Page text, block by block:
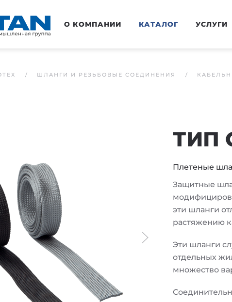
содержанию О КОМПАНИИ КАТАЛОГ УСЛУГИ
ШЛАНГИ И РЕЗЬБОВЫЕ СОЕДИНЕНИЯ
ТИП
Плетеные
Защитные
эти шланги
растяжению
Эти шланги
отдельных
множество